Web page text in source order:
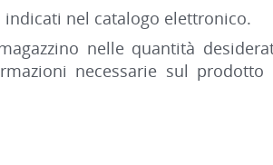
nel catalogo elettronico.
nelle quantità
necessarie sul